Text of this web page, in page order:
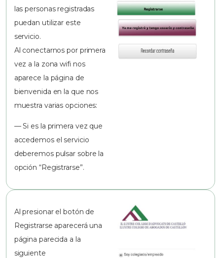
las personas registradas
puedan utilizar este
servicio.
Al conectarnos por primera
vez a la zona wifi nos
aparece la página de
bienvenida en la que nos
muestra varias opciones:
— Si es la primera vez que
accedemos el servicio
deberemos pulsar sobre la
opción “Registrarse”.
Al presionar el botón de
Registrarse aparecerá una
página parecida a la
siguiente